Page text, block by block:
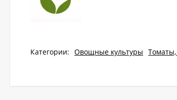
Категории: Овощные культуры